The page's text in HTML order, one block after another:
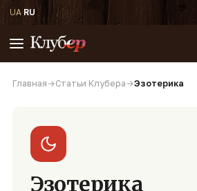
UA·RU
Главная →Cтатьи Клубера →Эзотерика
Эзотерика